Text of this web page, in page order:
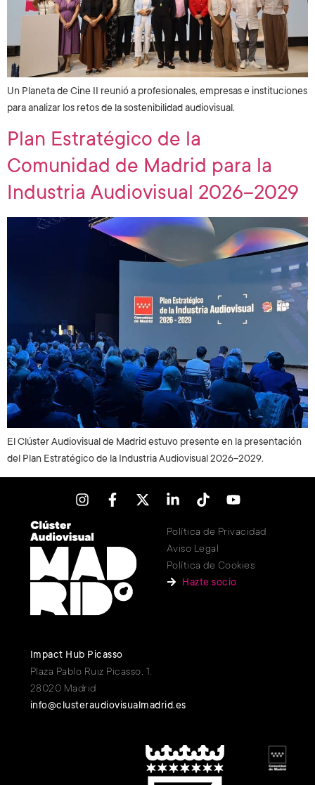
Un Planeta de Cine II reunió a profesionales, empresas e instituciones
para analizar los retos de la sostenibilidad audiovisual.
Plan Estratégico de la
Comunidad de Madrid para la
Industria Audiovisual 2026–2029
El Clúster Audiovisual de Madrid estuvo presente en la presentación
del Plan Estratégico de la Industria Audiovisual 2026–2029.
Política de Privacidad
Aviso Legal
Política de Cookies
Hazte socio
Impact Hub Picasso
Plaza Pablo Ruiz Picasso, 1.
28020 Madrid
info@clusteraudiovisualmadrid.es